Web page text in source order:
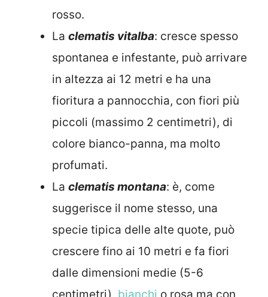
rosso.
La clematis vitalba: cresce spesso
spontanea e infestante, può arrivare
in altezza ai 12 metri e ha una
fioritura a pannocchia, con fiori più
piccoli (massimo 2 centimetri), di
colore bianco-panna, ma molto
profumati.
La clematis montana: è, come
suggerisce il nome stesso, una
specie tipica delle alte quote, può
crescere fino ai 10 metri e fa fiori
dalle dimensioni medie (5-6